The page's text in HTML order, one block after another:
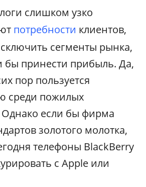
слишком узко
потребности клиентов,
сегменты рынка,
бы принести прибыль. Да,
пор пользуется
среди пожилых
если бы фирма
золотого молотка,
телефоны BlackBerry
с Apple или